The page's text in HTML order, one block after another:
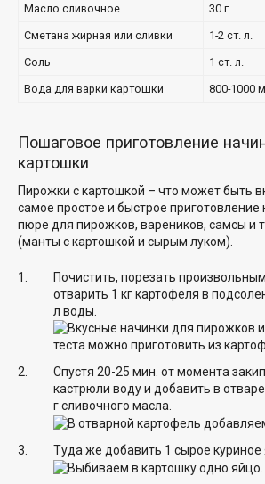
Масло сливочное
30 г
Сметана жирная или сливки
1-2 ст. л.
Соль
1 ст. л.
Вода для варки картошки
800-1000
Пошаговое приготовление
картошки
Пирожки с картошкой – что может быть
самое простое и быстрое приготовление
пюре для пирожков, вареников, самсы и
(манты с картошкой и сырым луком).
Почистить, порезать
отварить 1 кг картофеля в
л воды.
Спустя 20-25 мин. от момента
кастрюли воду и добавить в
г сливочного масла.
Туда же добавить 1 сырое куриное